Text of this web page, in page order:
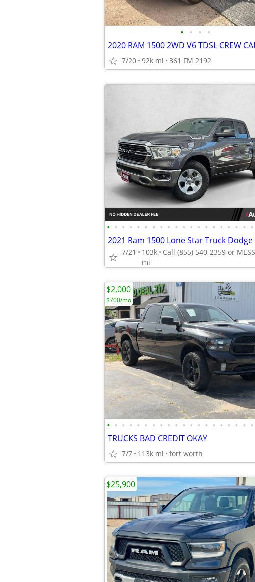
• • • •
7/20 92k mi 361 FM 2192
• • • • • • • • • • • • • • • • • • • •
7/21
103k
mi
• • • • • • • • • • • • • • • • • • • •
TRUCKS BAD CREDIT OKAY
7/7 113k mi fort worth
$2,000
$700/mo
$25,900